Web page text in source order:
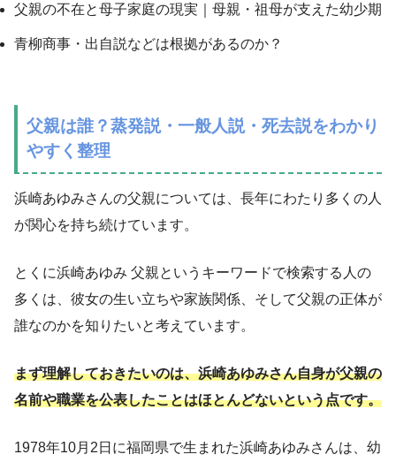
父親の不在と母子家庭の現実｜母親・祖母が支えた幼少期
青柳商事・出自説などは根拠があるのか？
父親は誰？蒸発説・一般人説・死去説をわかり
やすく整理
浜崎あゆみさんの父親については、長年にわたり多くの人
が関心を持ち続けています。
とくに浜崎あゆみ 父親というキーワードで検索する人の
多くは、彼女の生い立ちや家族関係、そして父親の正体が
誰なのかを知りたいと考えています。
まず理解しておきたいのは、浜崎あゆみさん自身が父親の
名前や職業を公表したことはほとんどないという点です。
1978年10月2日に福岡県で生まれた浜崎あゆみさんは、幼